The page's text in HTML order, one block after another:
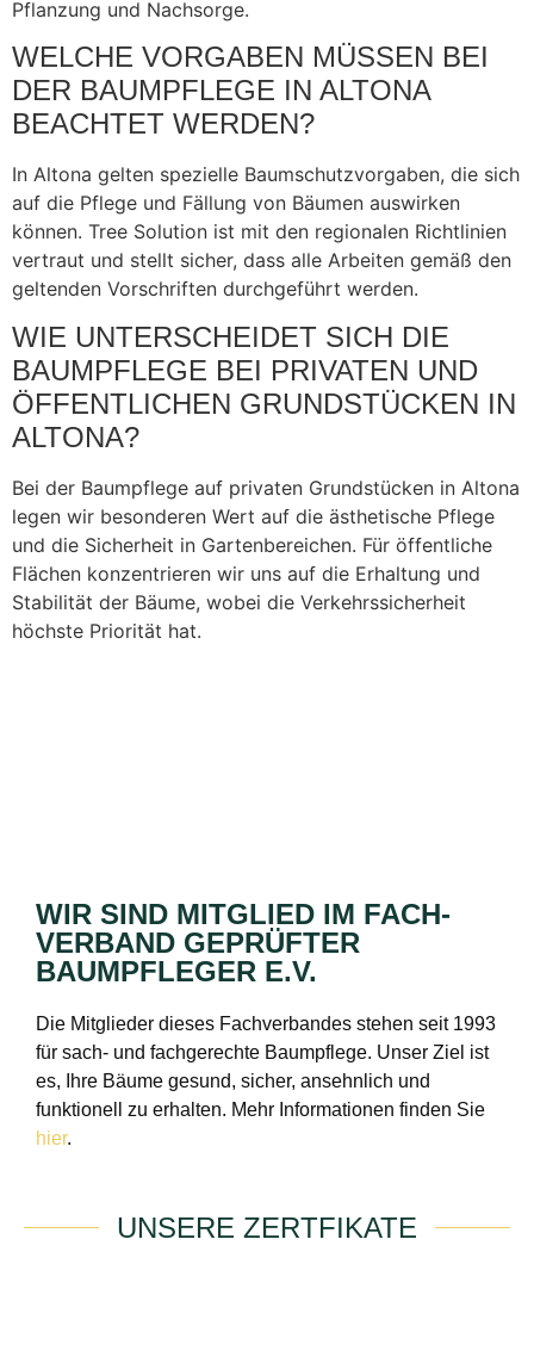
Pflanzung und Nachsorge.
WELCHE VORGABEN MÜSSEN BEI
DER BAUMPFLEGE IN ALTONA
BEACHTET WERDEN?
In Altona gelten spezielle Baumschutzvorgaben, die sich
auf die Pflege und Fällung von Bäumen auswirken
können. Tree Solution ist mit den regionalen Richtlinien
vertraut und stellt sicher, dass alle Arbeiten gemäß den
geltenden Vorschriften durchgeführt werden.
WIE UNTERSCHEIDET SICH DIE
BAUMPFLEGE BEI PRIVATEN UND
ÖFFENTLICHEN GRUNDSTÜCKEN IN
ALTONA?
Bei der Baumpflege auf privaten Grundstücken in Altona
legen wir besonderen Wert auf die ästhetische Pflege
und die Sicherheit in Gartenbereichen. Für öffentliche
Flächen konzentrieren wir uns auf die Erhaltung und
Stabilität der Bäume, wobei die Verkehrssicherheit
höchste Priorität hat.
WIR SIND MITGLIED IM FACH­
VERBAND GEPRÜFTER
BAUMPFLEGER E.V.
Die Mitglieder dieses Fachverbandes stehen seit 1993
für sach- und fachgerechte Baumpflege. Unser Ziel ist
es, Ihre Bäume gesund, sicher, ansehnlich und
funktionell zu erhalten. Mehr Informationen finden Sie
hier.
UNSERE ZERTFIKATE